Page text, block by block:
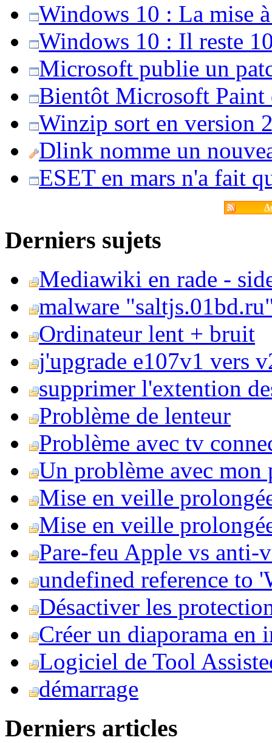
Windows 10 : La mise
Windows 10 : Il reste
Microsoft publie un
Bientôt Microsoft Paint
Winzip sort en version
Dlink nomme un
ESET en mars n'a fait
Derniers sujets
Mediawiki en rade -
malware
Ordinateur lent + bruit
j'upgrade e107v1 vers
supprimer l'extention
Problème de lenteur
Problème avec tv
Un problème avec mon
Mise en veille
Mise en veille
Pare-feu Apple vs anti-
undefined reference to
Désactiver les
Créer un diaporama en
Logiciel de Tool
démarrage
Derniers articles